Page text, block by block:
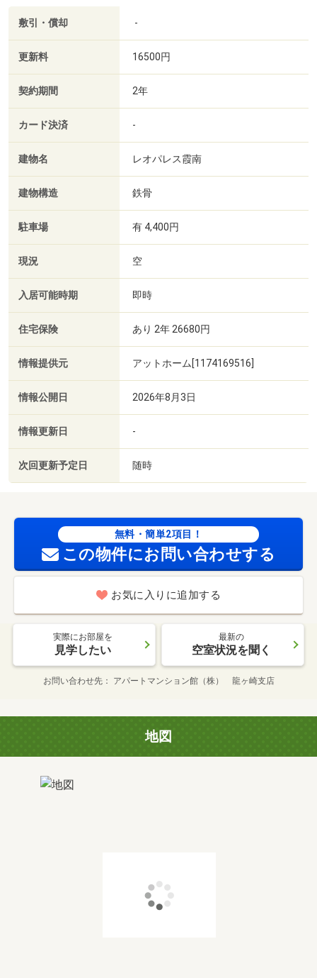
敷引・償却 -
更新料 16500円
契約期間 2年
カード決済 -
建物名 レオパレス霞南
建物構造 鉄骨
駐車場 有 4,400円
現況 空
入居可能時期 即時
住宅保険 あり 2年 26680円
情報提供元 アットホーム[1174169516]
情報公開日 2026年8月3日
情報更新日 -
次回更新予定日 随時
無料・簡単2項目！
この物件にお問い合わせする
お気に入りに追加する
実際にお部屋を
見学したい
最新の
空室状況を聞く
お問い合わせ先 アパートマンション館（株） 龍ヶ崎支店
地図